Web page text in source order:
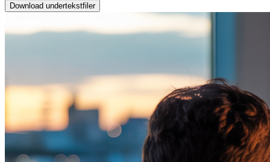
Download undertekstfiler